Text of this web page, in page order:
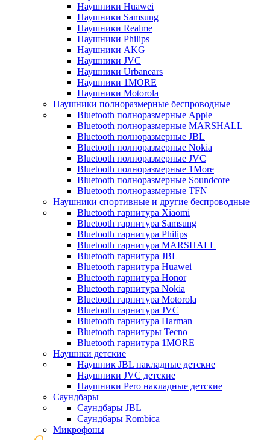
Наушники Huawei
Наушники Samsung
Наушники Realme
Наушники Philips
Наушники AKG
Наушники JVC
Наушники Urbanears
Наушники 1MORE
Наушники Motorola
Наушники полноразмерные беспроводные
Bluetooth полноразмерные Apple
Bluetooth полноразмерные MARSHALL
Bluetooth полноразмерные JBL
Bluetooth полноразмерные Nokia
Bluetooth полноразмерные JVC
Bluetooth полноразмерные 1More
Bluetooth полноразмерные Soundcore
Bluetooth полноразмерные TFN
Наушники спортивные и другие беспроводные
Bluetooth гарнитура Xiaomi
Bluetooth гарнитура Samsung
Bluetooth гарнитура Philips
Bluetooth гарнитура MARSHALL
Bluetooth гарнитура JBL
Bluetooth гарнитура Huawei
Bluetooth гарнитура Honor
Bluetooth гарнитура Nokia
Bluetooth гарнитура Motorola
Bluetooth гарнитура JVC
Bluetooth гарнитура Harman
Bluetooth гарнитуры Tecno
Bluetooth гарнитура 1MORE
Наушнки детские
Наушник JBL накладные детские
Наушники JVC детские
Наушники Pero накладные детские
Саундбары
Саундбары JBL
Саундбары Rombica
Микрофоны